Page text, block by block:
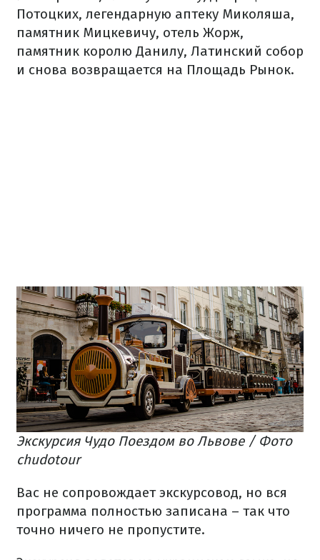
Потоцких, легендарную аптеку Миколяша,
памятник Мицкевичу, отель Жорж,
памятник королю Данилу, Латинский собор
и снова возвращается на Площадь Рынок.
Экскурсия Чудо Поездом во Львове / Фото
chudotour
Вас не сопровождает экскурсовод, но вся
программа полностью записана – так что
точно ничего не пропустите.